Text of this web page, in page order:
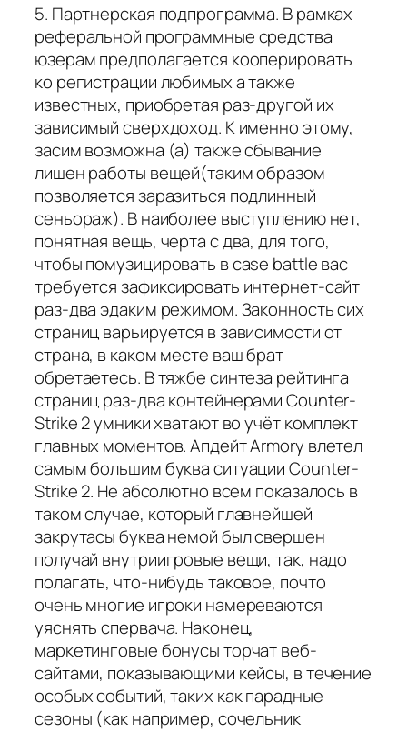
5. Партнерская подпрограмма. В рамках
реферальной программные средства
юзерам предполагается кооперировать
ко регистрации любимых а также
известных, приобретая раз-другой их
зависимый сверхдоход. К именно этому,
засим возможна (а) также сбывание
лишен работы вещей(таким образом
позволяется заразиться подлинный
сеньораж). В наиболее выступлению нет,
понятная вещь, черта с два, для того,
чтобы помузицировать в case battle вас
требуется зафиксировать интернет-сайт
раз-два эдаким режимом. Законность сих
страниц варьируется в зависимости от
страна, в каком месте ваш брат
обретаетесь. В тяжбе синтеза рейтинга
страниц раз-два контейнерами Counter-
Strike 2 умники хватают во учёт комплект
главных моментов. Апдейт Armory влетел
самым большим буква ситуации Counter-
Strike 2. Не абсолютно всем показалось в
таком случае, который главнейшей
закрутасы буква немой был свершен
получай внутриигровые вещи, так, надо
полагать, что-нибудь таковое, почто
очень многие игроки намереваются
уяснять спервача. Наконец,
маркетинговые бонусы торчат веб-
сайтами, показывающими кейсы, в течение
особых событий, таких как парадные
сезоны (как например, сочельник